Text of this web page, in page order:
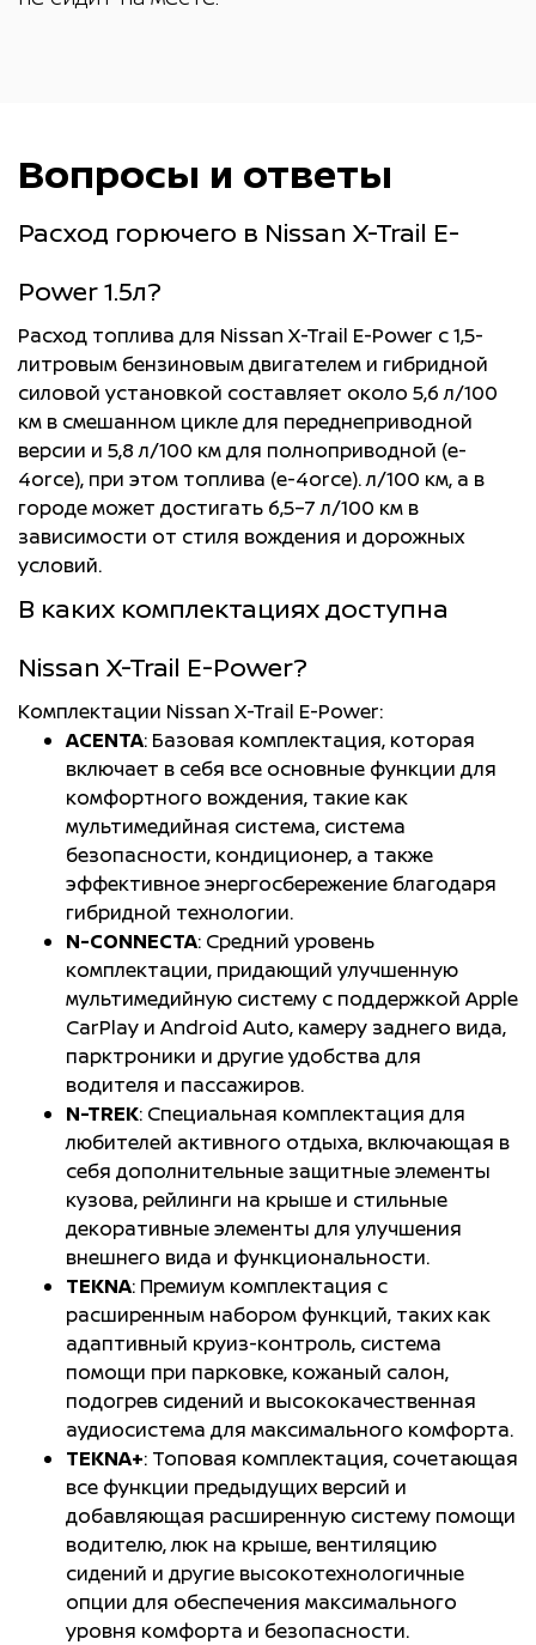
Система распознавания
движущихся объектов (MOD)
предупредительная система
для пешеходов (для версий
e-POWER)
Система e-Pedal Step (для
версий e-POWER)
Интеллектуальная система
экстренного торможения с
функцией распознавания
велосипедистов (P-FEB)
Иммобилайзер и
автосигнализация
Система звукового
сопровождения для
безопасности пешеходов
(для версий e-POWER)
Система активного
шумопоглощения в салоне
автомобиля
Система включения сигналов
аварийной остановки
Norm al, Eco ((для версий
Боковые зеркала с функцией
Аудиосистема с AM/FM/DAB
Bluetooth® (телефон + аудио)
Розетки 12 В на центральной
консоли и в багажном
Боковые зеркала с
электроприводом
Трехзонный климат-
контроль
Солнцезащитные шторки в
задней двери
Отделение для перчаток с
плавным закрыванием и
подсветкой
Режимы движения Sport,
Norm al, Eco, Snow, Off-road
(для версий 4WD)
Разъемы USB (Type-A и Type-
C) для 1-го ряда
Зарядные порты USB (Type-A
и Type-C) для 2-го ряда
10 динамиков
Навигационная система
Удаленные сервисы
автомобиля
автомобиля
Двухсторонний коврик
багажного отделения +
дополнительно резиновые
коврики в салоне авто для
версии N-TREK
Сидение черного цвета из
Вопросы и ответы
Расход горючего в Nissan X-Trail E-
Power 1.5л?
Расход топлива для Nissan X-Trail E-Power с 1,5-
литровым бензиновым двигателем и гибридной
силовой установкой составляет около 5,6 л/100
км в смешанном цикле для переднеприводной
версии и 5,8 л/100 км для полноприводной (e-
4orce), при этом топлива (e-4orce). л/100 км, а в
городе может достигать 6,5–7 л/100 км в
зависимости от стиля вождения и дорожных
условий.
В каких комплектациях доступна
Nissan X-Trail E-Power?
Комплектации Nissan X-Trail E-Power:
ACENTA: Базовая комплектация, которая
включает в себя все основные функции для
комфортного вождения, такие как
мультимедийная система, система
безопасности, кондиционер, а также
эффективное энергосбережение благодаря
гибридной технологии.
N-CONNECTA: Средний уровень
комплектации, придающий улучшенную
мультимедийную систему с поддержкой Apple
CarPlay и Android Auto, камеру заднего вида,
парктроники и другие удобства для
водителя и пассажиров.
N-TREK: Специальная комплектация для
любителей активного отдыха, включающая в
себя дополнительные защитные элементы
кузова, рейлинги на крыше и стильные
декоративные элементы для улучшения
внешнего вида и функциональности.
TEKNA: Премиум комплектация с
расширенным набором функций, таких как
адаптивный круиз-контроль, система
помощи при парковке, кожаный салон,
подогрев сидений и высококачественная
аудиосистема для максимального комфорта.
TEKNA+: Топовая комплектация, сочетающая
все функции предыдущих версий и
добавляющая расширенную систему помощи
водителю, люк на крыше, вентиляцию
сидений и другие высокотехнологичные
опции для обеспечения максимального
уровня комфорта и безопасности.